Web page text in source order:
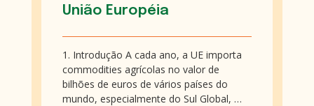
União Européia
1. Introdução A cada ano, a UE importa
commodities agrícolas no valor de
bilhões de euros de vários países do
mundo, especialmente do Sul Global, …